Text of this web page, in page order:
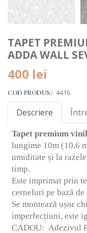
TAPET
ADDA WALL
400 lei
COD PRODUS: 4416
Descriere
Tapet premium
lungime 10m (10,6
umiditate și la
timp.
Este imprimat prin
cerneluri pe bază
Se montează ușor
imperfecțiuni, este
CADOU: Adezivul